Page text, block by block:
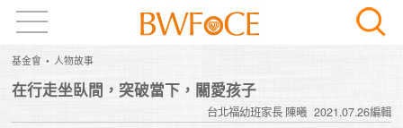
基金會 人物故事
在行走坐臥間，突破當下，關愛孩子
台北福幼班家長 陳曦 2021.07.26編輯